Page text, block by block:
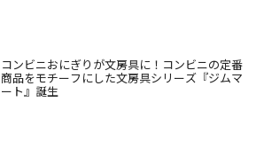
コンビニおにぎりが文房具に！コンビニの定番
商品をモチーフにした文房具シリーズ『ジムマ
ート』誕生